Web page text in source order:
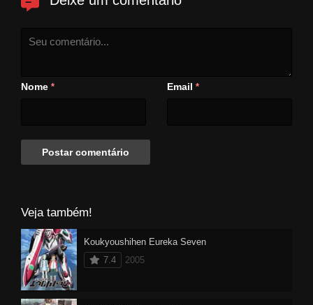
Nome * Email *
Veja também!
Koukyoushihen Eureka Seven
7.4
2005